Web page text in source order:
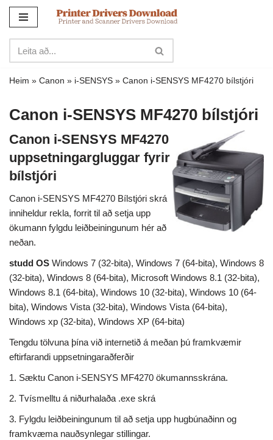
yfir
í
innihald
Heim » Canon » i-SENSYS » Canon i-SENSYS MF4270 bílstjóri
Canon i-SENSYS MF4270 bílstjóri
Canon i-SENSYS MF4270
uppsetningargluggar fyrir
bílstjóri
Canon i-SENSYS MF4270 Bílstjóri skrá
inniheldur rekla, forrit til að setja upp
ökumann fylgdu leiðbeiningunum hér að
neðan.
studd OS Windows 7 (32-bita), Windows 7 (64-bita), Windows 8
(32-bita), Windows 8 (64-bita), Microsoft Windows 8.1 (32-bita),
Windows 8.1 (64-bita), Windows 10 (32-bita), Windows 10 (64-
bita), Windows Vista (32-bita), Windows Vista (64-bita),
Windows xp (32-bita), Windows XP (64-bita)
Tengdu tölvuna þína við internetið á meðan þú framkvæmir
eftirfarandi uppsetningaraðferðir
1. Sæktu Canon i-SENSYS MF4270 ökumannsskrána.
2. Tvísmelltu á niðurhalaða .exe skrá
3. Fylgdu leiðbeiningunum til að setja upp hugbúnaðinn og
framkvæma nauðsynlegar stillingar.